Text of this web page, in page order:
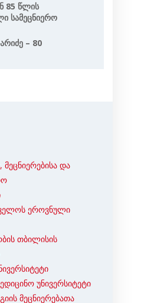
85 Წლის
Სამეცნიერო
– 80
და
ეროვნული
თბილისის
უნივერსიტეტი
მეცნიერებათა